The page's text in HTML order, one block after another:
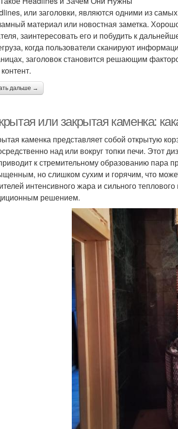
или заголовки, являются одними из
материал или новостная заметка.
заинтересовать его и побудить к
когда пользователи сканируют
заголовок становится решающим
дальше →
или закрытая каменка:
каменка представляет собой открытую
над или вокруг топки печи. Этот
к стремительному образованию пара
но слишком сухим и горячим, что
интенсивного жара и сильного
решением.